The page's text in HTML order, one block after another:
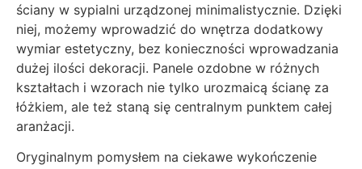
ściany w sypialni urządzonej minimalistycznie. Dzięki
niej, możemy wprowadzić do wnętrza dodatkowy
wymiar estetyczny, bez konieczności wprowadzania
dużej ilości dekoracji. Panele ozdobne w różnych
kształtach i wzorach nie tylko urozmaicą ścianę za
łóżkiem, ale też staną się centralnym punktem całej
aranżacji.
Oryginalnym pomysłem na ciekawe wykończenie